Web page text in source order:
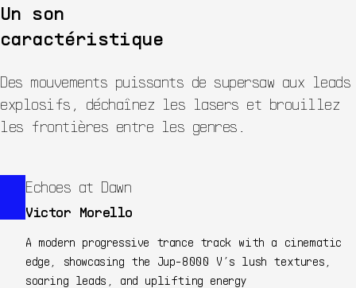
Un son
caractéristique
Des mouvements puissants de supersaw aux leads
explosifs, déchaînez les lasers et brouillez
les frontières entre les genres.
Echoes at Dawn
Victor Morello
A modern progressive trance track with a cinematic
edge, showcasing the Jup-8000 V’s lush textures,
soaring leads, and uplifting energy